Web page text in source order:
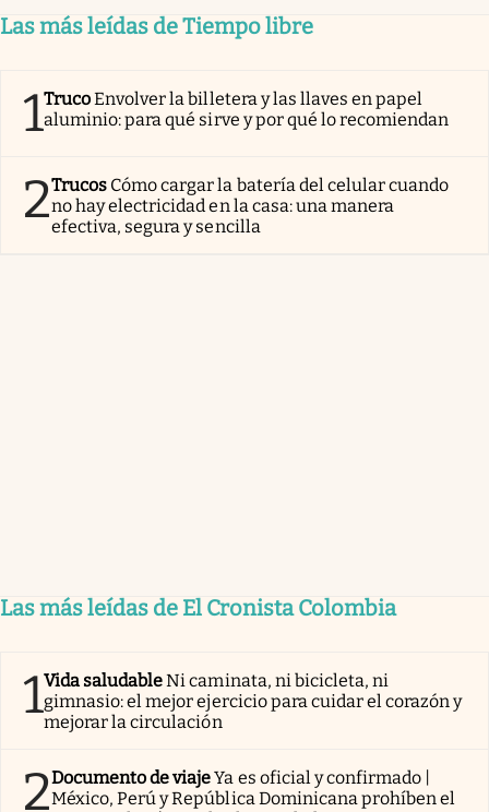
Las más leídas de Tiempo libre
1TrucoEnvolver la billetera y las llaves en papel
aluminio: para qué sirve y por qué lo recomiendan
2Trucos Cómo cargar la batería del celular cuando
no hay electricidad en la casa: una manera
efectiva, segura y sencilla
Las más leídas de El Cronista Colombia
1Vida saludableNi caminata, ni bicicleta, ni
gimnasio: el mejor ejercicio para cuidar el corazón y
mejorar la circulación
2Documento de viajeYa es oficial y confirmado |
México, Perú y República Dominicana prohíben el